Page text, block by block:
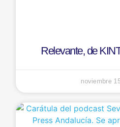
Relevante, de
noviembre